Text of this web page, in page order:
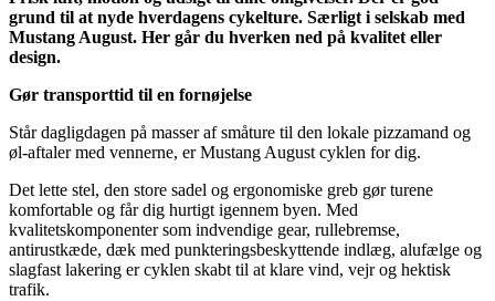
grund til at nyde hverdagens cykelture. Særligt i selskab med
Mustang August. Her går du hverken ned på kvalitet eller
design.
Gør transporttid til en fornøjelse
Står dagligdagen på masser af småture til den lokale pizzamand og
øl-aftaler med vennerne, er Mustang August cyklen for dig.
Det lette stel, den store sadel og ergonomiske greb gør turene
komfortable og får dig hurtigt igennem byen. Med
kvalitetskomponenter som indvendige gear, rullebremse,
antirustkæde, dæk med punkteringsbeskyttende indlæg, alufælge og
slagfast lakering er cyklen skabt til at klare vind, vejr og hektisk
trafik.